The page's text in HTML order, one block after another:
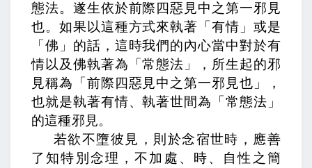
態法。 遂生依於前際四惡見中之第一邪見
也。 如果以這種方式來執著「有情」或是
「佛」的話，這時我們的內心當中對於有
情以及佛執著為「常態法」，所生起的邪
見稱為「前際四惡見中之第一邪見也」，
也就是執著有情、執著世間為「常態法」
的這種邪見。
若欲不墮彼見，則於念宿世時，應善
了知特別念理，不加處、時、自性之簡